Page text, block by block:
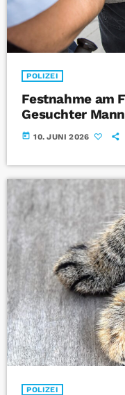
POLIZEI
Festnahme am
Gesuchter
today 10. JUNI 2026
POLIZEI